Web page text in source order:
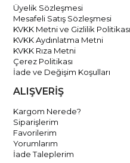
Üyelik Sözleşmesi
Mesafeli Satış Sözleşmesi
KVKK Metni ve Gizlilik Politikası
KVKK Aydınlatma Metni
KVKK Rıza Metni
Çerez Politikası
İade ve Değişim Koşulları
ALIŞVERİŞ
Kargom Nerede?
Siparişlerim
Favorilerim
Yorumlarım
İade Taleplerim